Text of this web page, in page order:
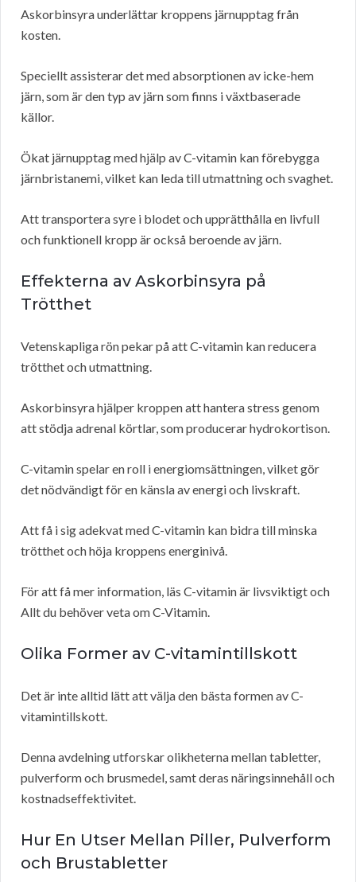
Askorbinsyra underlättar kroppens järnupptag från
kosten.
Speciellt assisterar det med absorptionen av icke-hem
järn, som är den typ av järn som finns i växtbaserade
källor.
Ökat järnupptag med hjälp av C-vitamin kan förebygga
järnbristanemi, vilket kan leda till utmattning och svaghet.
Att transportera syre i blodet och upprätthålla en livfull
och funktionell kropp är också beroende av järn.
Effekterna av Askorbinsyra på
Trötthet
Vetenskapliga rön pekar på att C-vitamin kan reducera
trötthet och utmattning.
Askorbinsyra hjälper kroppen att hantera stress genom
att stödja adrenal körtlar, som producerar hydrokortison.
C-vitamin spelar en roll i energiomsättningen, vilket gör
det nödvändigt för en känsla av energi och livskraft.
Att få i sig adekvat med C-vitamin kan bidra till minska
trötthet och höja kroppens energinivå.
För att få mer information, läs C-vitamin är livsviktigt och
Allt du behöver veta om C-Vitamin.
Olika Former av C-vitamintillskott
Det är inte alltid lätt att välja den bästa formen av C-
vitamintillskott.
Denna avdelning utforskar olikheterna mellan tabletter,
pulverform och brusmedel, samt deras näringsinnehåll och
kostnadseffektivitet.
Hur En Utser Mellan Piller, Pulverform
och Brustabletter